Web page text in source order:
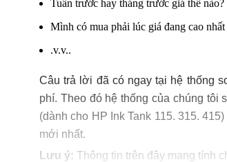
Tuần trước hay tháng trước giá thế nào?
Mình có mua phải lúc giá đang cao
.v.v..
Câu trả lời đã có ngay tại hệ thống
phí. Theo đó hệ thống của chúng tôi
(dành cho HP Ink Tank 115. 315.
mới nhất.
Lưu ý: Thông tin trên đây mang tính